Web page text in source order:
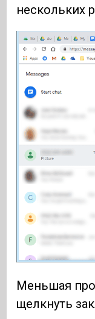
нескольких
Меньшая
щелкнуть